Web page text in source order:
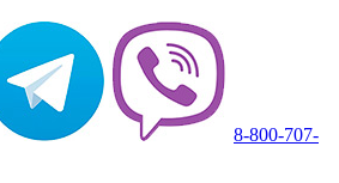
8-800-707-